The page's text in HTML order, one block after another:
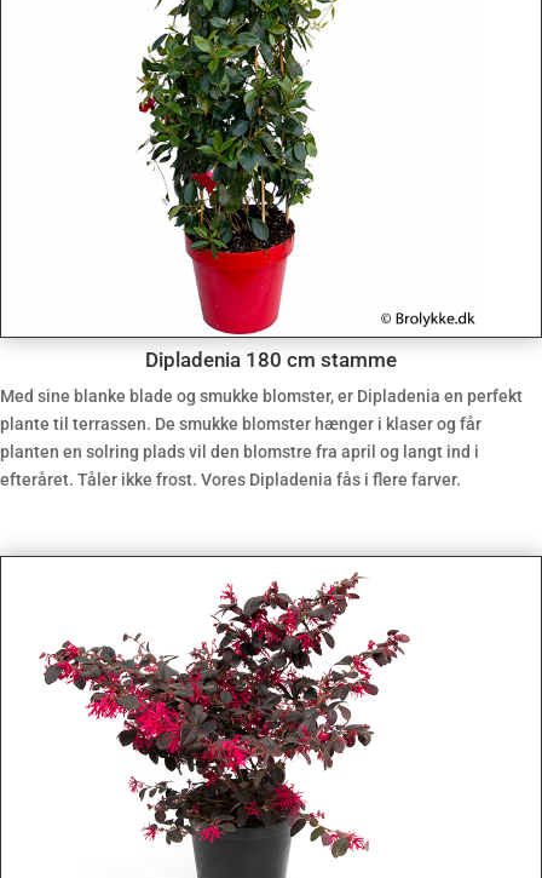
Dipladenia 180 cm stamme
Med sine blanke blade og smukke blomster, er Dipladenia en perfekt
plante til terrassen. De smukke blomster hænger i klaser og får
planten en solring plads vil den blomstre fra april og langt ind i
efteråret. Tåler ikke frost. Vores Dipladenia fås i flere farver.